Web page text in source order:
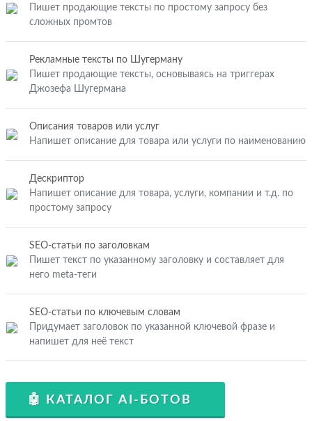
Пишет продающие тексты по простому запросу без
сложных промтов
Рекламные тексты по Шугерману
Пишет продающие тексты, основываясь на триггерах
Джозефа Шугермана
Описания товаров или услуг
Напишет описание для товара или услуги по наименованию
Дескриптор
Напишет описание для товара, услуги, компании и т.д. по
простому запросу
SEO-статьи по заголовкам
Пишет текст по указанному заголовку и составляет для
него meta-теги
SEO-статьи по ключевым словам
Придумает заголовок по указанной ключевой фразе и
напишет для неё текст
🤖 КАТАЛОГ AI-БОТОВ